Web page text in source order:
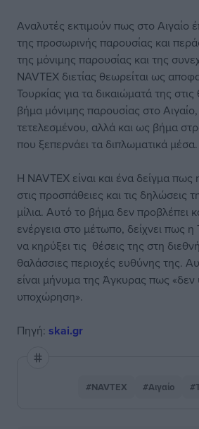
Αναλυτές εκτιμούν πως στο Αιγαίο
της προσωρινής παρουσίας και
της μόνιμης παρουσίας και της
NAVTEX διετίας θεωρείται ως
Τουρκίας για τα δικαιώματά της
βήμα μόνιμης παρουσίας στο
τετελεσμένου, αλλά και ως βήμα
που ξεπερνάει τα διπλωματικά μέσα.
Η ΝAVTEX είναι και ένα δείγμα πως
στις προσπάθειες και τις δηλώσεις
μίλια. Αυτό το βήμα δεν προβλέπει
ενέργεια στο μέτωπο, δείχνει πως
να κηρύξει τις θέσεις της στη
θαλάσσιες περιοχές ευθύνης της.
είναι μήνυμα της Άγκυρας πως «δεν
υποχώρηση».
Πηγή: skai.gr
#NAVTEX #Αιγαίο